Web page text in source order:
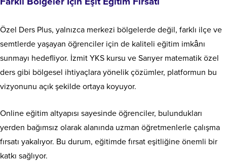
Özel Ders Plus, yalnızca merkezi bölgelerde değil, farklı ilçe ve
semtlerde yaşayan öğrenciler için de kaliteli eğitim imkânı
sunmayı hedefliyor. İzmit YKS kursu ve Sarıyer matematik özel
ders gibi bölgesel ihtiyaçlara yönelik çözümler, platformun bu
vizyonunu açık şekilde ortaya koyuyor.
Online eğitim altyapısı sayesinde öğrenciler, bulundukları
yerden bağımsız olarak alanında uzman öğretmenlerle çalışma
fırsatı yakalıyor. Bu durum, eğitimde fırsat eşitliğine önemli bir
katkı sağlıyor.